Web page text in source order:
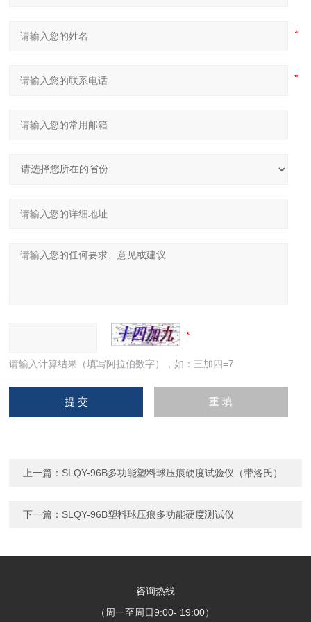
请输入计算结果（填写阿拉伯数字），如：三加四=7
上一篇： SLQY-96B多功能塑料球压痕硬度试验仪（带洛氏）
下一篇： SLQY-96B塑料球压痕多功能硬度测试仪
咨询热线
（周一至周日9:00- 19:00）